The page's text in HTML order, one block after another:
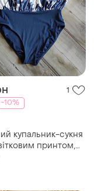
1
-10%
купальник-сукня
принтом,
12 / eur 40)